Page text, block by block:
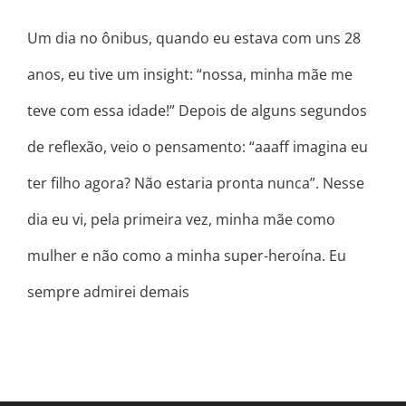
Um dia no ônibus, quando eu estava com uns 28
anos, eu tive um insight: “nossa, minha mãe me
teve com essa idade!” Depois de alguns segundos
de reflexão, veio o pensamento: “aaaff imagina eu
ter filho agora? Não estaria pronta nunca”. Nesse
dia eu vi, pela primeira vez, minha mãe como
mulher e não como a minha super-heroína. Eu
sempre admirei demais